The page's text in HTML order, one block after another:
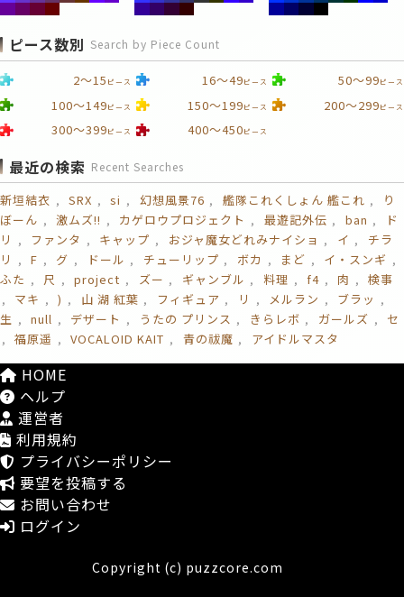
ピース数別 Search by Piece Count
2～15 ピース 16～49ピース 50～99ピース
100～149ピース 150～199ピース 200～299ピース
300～399ピース 400～450ピース
最近の検索 Recent Searches
新垣結衣 SRX si 幻想風景76 艦隊これくしょん 艦これ
り
ぼーん
激ムズ!! カゲロウプロジェクト 最遊記外伝 ban
ド
リ
ファンタ キャップ おジャ魔女どれみナイショ イ
チラ
リ
F グ ドール チューリップ ボカ まど
イ・スンギ
ふた
尺 project ズー ギャンブル 料理 f4 肉
検事
マキ
) 山 湖 紅葉 フィギュア リ メルラン
ブラッ
生
null デザート うたの プリンス きらレボ ガールズ
セ
福原遥
VOCALOID KAIT 青の祓魔 アイドルマスタ
HOME
ヘルプ
運営者
利用規約
プライバシーポリシー
要望を投稿する
お問い合わせ
ログイン
Copyright (c) puzzcore.com